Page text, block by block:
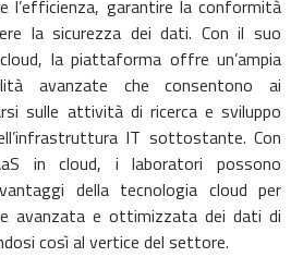
l’efficienza, garantire la conformità
la sicurezza dei dati. Con il suo
la piattaforma offre un’ampia
avanzate che consentono ai
sulle attività di ricerca e sviluppo
IT sottostante. Con
in cloud, i laboratori possono
della tecnologia cloud per
avanzata e ottimizzata dei dati di
così al vertice del settore.